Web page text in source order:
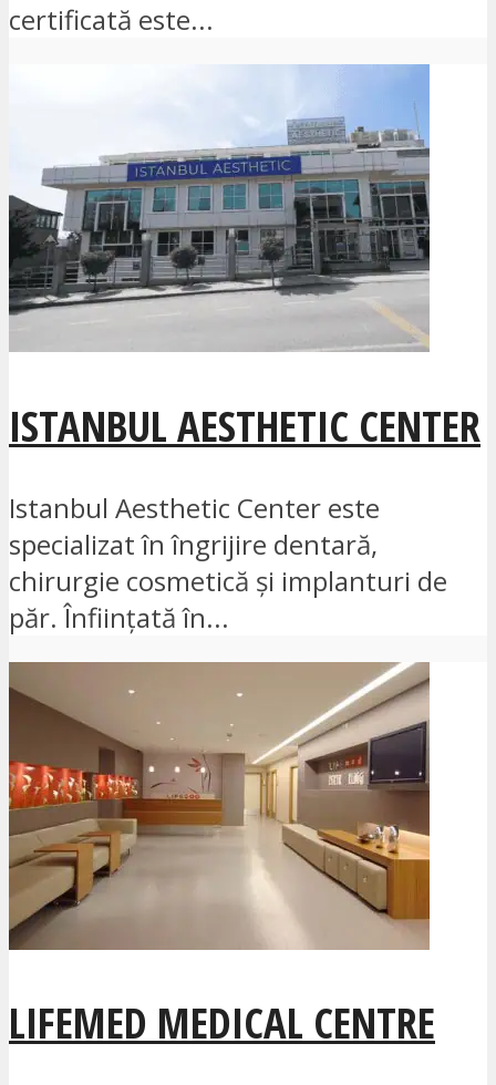
certificată este...
ISTANBUL AESTHETIC CENTER
Istanbul Aesthetic Center este
specializat în îngrijire dentară,
chirurgie cosmetică și implanturi de
păr. Înființată în...
LIFEMED MEDICAL CENTRE